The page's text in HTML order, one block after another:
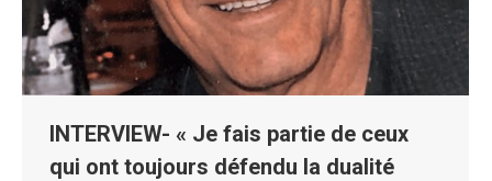
INTERVIEW- « Je fais partie de ceux
qui ont toujours défendu la dualité